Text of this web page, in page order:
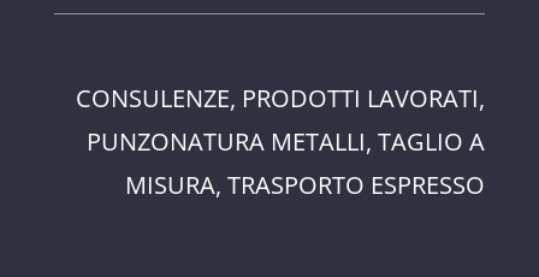
CONSULENZE, PRODOTTI LAVORATI,
PUNZONATURA METALLI, TAGLIO A
MISURA, TRASPORTO ESPRESSO